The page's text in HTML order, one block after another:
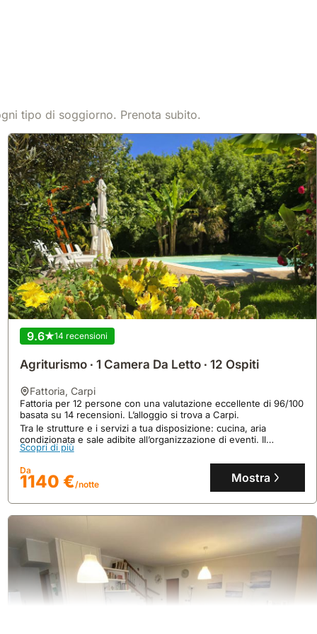
Centralmente situato a Modena, a pochi passi dalle principali
questo appartamento di 65 mq offre una posizione privilegiata
fuori dalla ZTL, ideale per esplorare la città.
Ristrutturato nel 2024, l'appartamento dispone di un soggiorno
con divano letto matrimoniale, una camera da letto separata,
cucina funzionale, bagno moderno con doccia walk-in, balcone
privato e capacità per 4 ospiti, rappresentando un'ottima casa
vacanza.
Scopri di più
Da
89 €/notte Mostra
9.9 69 recensioni
Casa Casette
Situato nel cuore di un antico fienile ristrutturato, questo
appartamento offre un'oasi di pace a soli 2 chilometri dal centro
di Modena, con un giardino privato per rilassarsi.
Questa casa per vacanze, ideale per 4 persone, vanta 2 camere
da letto, una cucina completamente attrezzata con lavastoviglie e
microonde, e garantisce un'atmosfera accogliente e familiare
per un soggiorno indimenticabile.
Da
111 €/notte Mostra
tipo di soggiorno. Prenota subito.
9.6 14 recensioni
Agriturismo ∙ 1 Camera Da Letto ∙ 12 Ospiti
fattoria, Carpi
Fattoria per 12 persone con una valutazione eccellente di 96/100
basata su 14 recensioni. L’alloggio si trova a Carpi.
Tra le strutture e i servizi a tua disposizione: cucina, aria
condizionata e sale adibite all’organizzazione di eventi. Il
parcheggio gratuito di questo alloggio ti permetterà di lasciare in
Scopri di più
Da
1140 €/notte Mostra